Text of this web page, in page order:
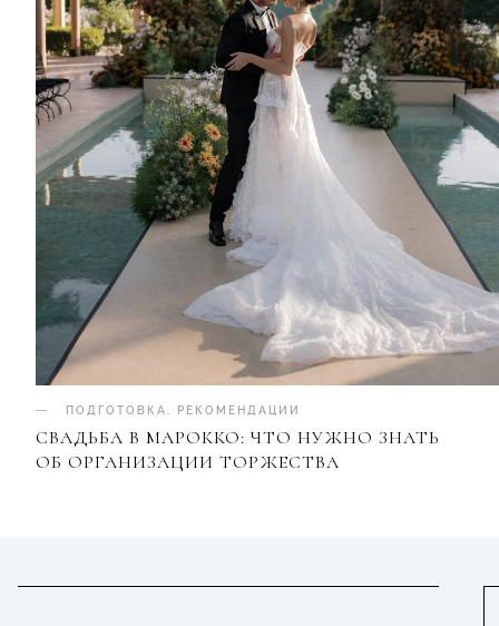
ПОДГОТОВКА РЕКОМЕНДАЦИИ
СВАДЬБА В МАРОККО: ЧТО НУЖНО ЗНАТЬ
ОБ ОРГАНИЗАЦИИ ТОРЖЕСТВА